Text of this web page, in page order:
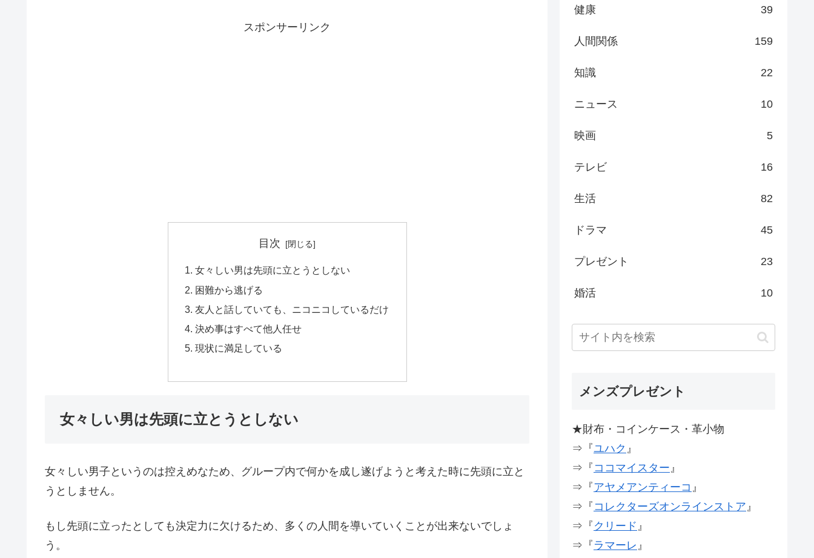
スポンサーリンク
目次
女々しい男は先頭に立とうとしない
困難から逃げる
友人と話していても、ニコニコしているだけ
決め事はすべて他人任せ
現状に満足している
女々しい男は先頭に立とうとしない
女々しい男子というのは控えめなため、グループ内で何かを成し遂げようと考えた時に先頭に立と
うとしません。
もし先頭に立ったとしても決定力に欠けるため、多くの人間を導いていくことが出来ないでしょ
う。
健康 39
人間関係 159
知識 22
ニュース 10
映画 5
テレビ 16
生活 82
ドラマ 45
プレゼント 23
婚活 10
メンズプレゼント
★財布・コインケース・革小物
⇒『ユハク 』
⇒『 ココマイスター』
⇒『アヤメアンティーコ 』
⇒『 コレクターズオンラインストア』
⇒『 クリード 』
⇒『 ラマーレ 』